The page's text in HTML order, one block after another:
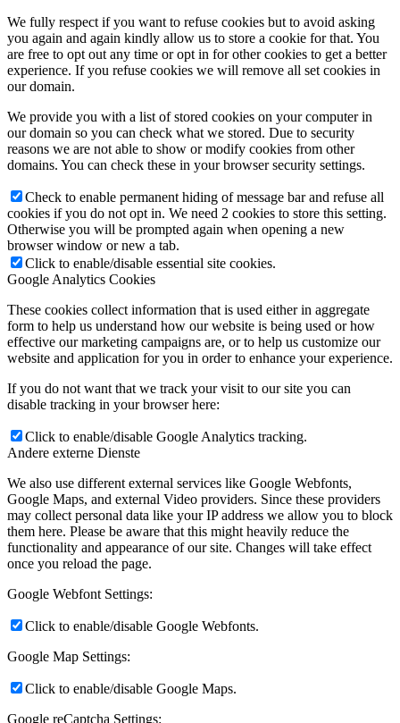
We fully respect if you want to refuse cookies but to avoid asking
you again and again kindly allow us to store a cookie for that. You
are free to opt out any time or opt in for other cookies to get a better
experience. If you refuse cookies we will remove all set cookies in
our domain.
We provide you with a list of stored cookies on your computer in
our domain so you can check what we stored. Due to security
reasons we are not able to show or modify cookies from other
domains. You can check these in your browser security settings.
Check to enable permanent hiding of message bar and refuse all
cookies if you do not opt in. We need 2 cookies to store this setting.
Otherwise you will be prompted again when opening a new
browser window or new a tab.
Click to enable/disable essential site cookies.
Google Analytics Cookies
These cookies collect information that is used either in aggregate
form to help us understand how our website is being used or how
effective our marketing campaigns are, or to help us customize our
website and application for you in order to enhance your experience.
If you do not want that we track your visit to our site you can
disable tracking in your browser here:
Click to enable/disable Google Analytics tracking.
Andere externe Dienste
We also use different external services like Google Webfonts,
Google Maps, and external Video providers. Since these providers
may collect personal data like your IP address we allow you to block
them here. Please be aware that this might heavily reduce the
functionality and appearance of our site. Changes will take effect
once you reload the page.
Google Webfont Settings:
Click to enable/disable Google Webfonts.
Google Map Settings:
Click to enable/disable Google Maps.
Google reCaptcha Settings: